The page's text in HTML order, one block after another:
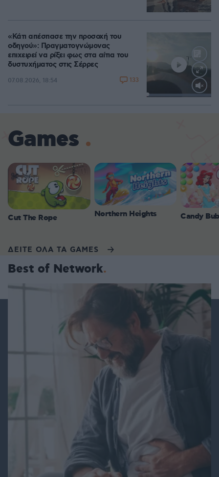
Loaded:
«Κάτι απέσπασε την προσοχή του
οδηγού»: Πραγματογνώμονας
επιχειρεί να ρίξει φως στα αίτια του
δυστυχήματος στις Σέρρες
07.08.2026, 18:54 133
Games
Cut The Rope Northern Heights Candy
ΔΕΙΤΕ ΟΛΑ ΤΑ GAMES
Best of Network